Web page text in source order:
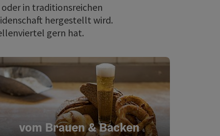
in traditionsreichen
hergestellt wird.
gern hat.
vom Brauen & Backen